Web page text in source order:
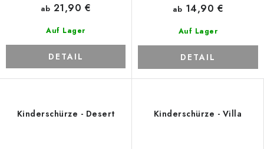
Auf Lager
ab 21,90 €
DETAIL
Auf Lager
ab 14,90 €
DETAIL
Kinderschürze - Desert Kinderschürze - Villa